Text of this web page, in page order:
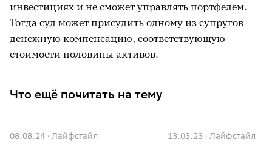
инвестициях и не сможет управлять портфелем.
Тогда суд может присудить одному из супругов
денежную компенсацию, соответствующую
стоимости половины активов.
Что ещё почитать на тему
08.08.24 · Лайфстайл 13.03.23 · Лайфстайл